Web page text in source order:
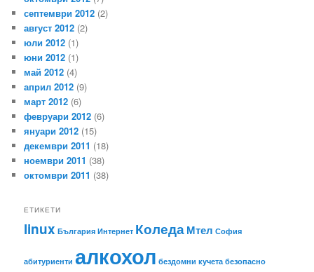
септември 2012 (2)
август 2012 (2)
юли 2012 (1)
юни 2012 (1)
май 2012 (4)
април 2012 (9)
март 2012 (6)
февруари 2012 (6)
януари 2012 (15)
декември 2011 (18)
ноември 2011 (38)
октомври 2011 (38)
ЕТИКЕТИ
linux България Интернет КоледаМтел София
абитуриенти алкохол бездомни кучета безопасно